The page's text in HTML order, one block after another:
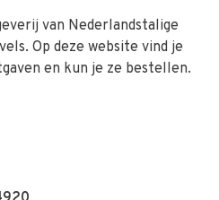
van Nederlandstalige
Op deze website vind je
en kun je ze bestellen.